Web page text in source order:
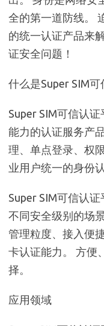
全的第一道防线。
的统一认证产品来
证安全问题！
什么是Super SIM可
Super SIM可信认
能力的认证服务产
理、单点登录、权
业用户统一的身份
Super SIM可信认
不同安全级别的场
管理粒度、接入便
卡认证能力。 方便
择。
应用领域